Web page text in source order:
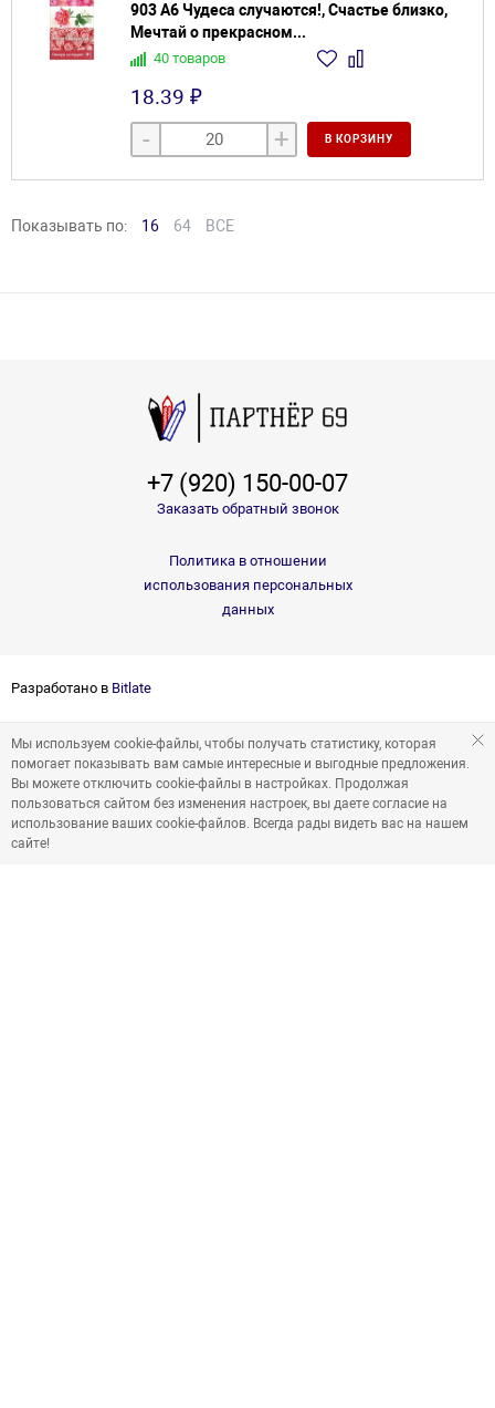
903 А6 Чудеса случаются!, Счастье близко,
Мечтай о прекрасном...
40 товаров
18.39 ₽
- + В КОРЗИНУ
Показывать по: 16 64 ВСЕ
+7 (920) 150-00-07
Заказать обратный звонок
Политика в отношении
использования персональных
данных
Разработано в Bitlate
Мы используем cookie-файлы, чтобы получать статистику, которая
помогает показывать вам самые интересные и выгодные предложения.
Вы можете отключить cookie-файлы в настройках. Продолжая
пользоваться сайтом без изменения настроек, вы даете согласие на
использование ваших cookie-файлов. Всегда рады видеть вас на нашем
сайте!